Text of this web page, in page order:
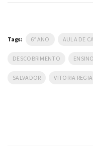
Tags: 6º ANO AULA DE
DESCOBRIMENTO ENSINO
SALVADOR VITORIA REGIA